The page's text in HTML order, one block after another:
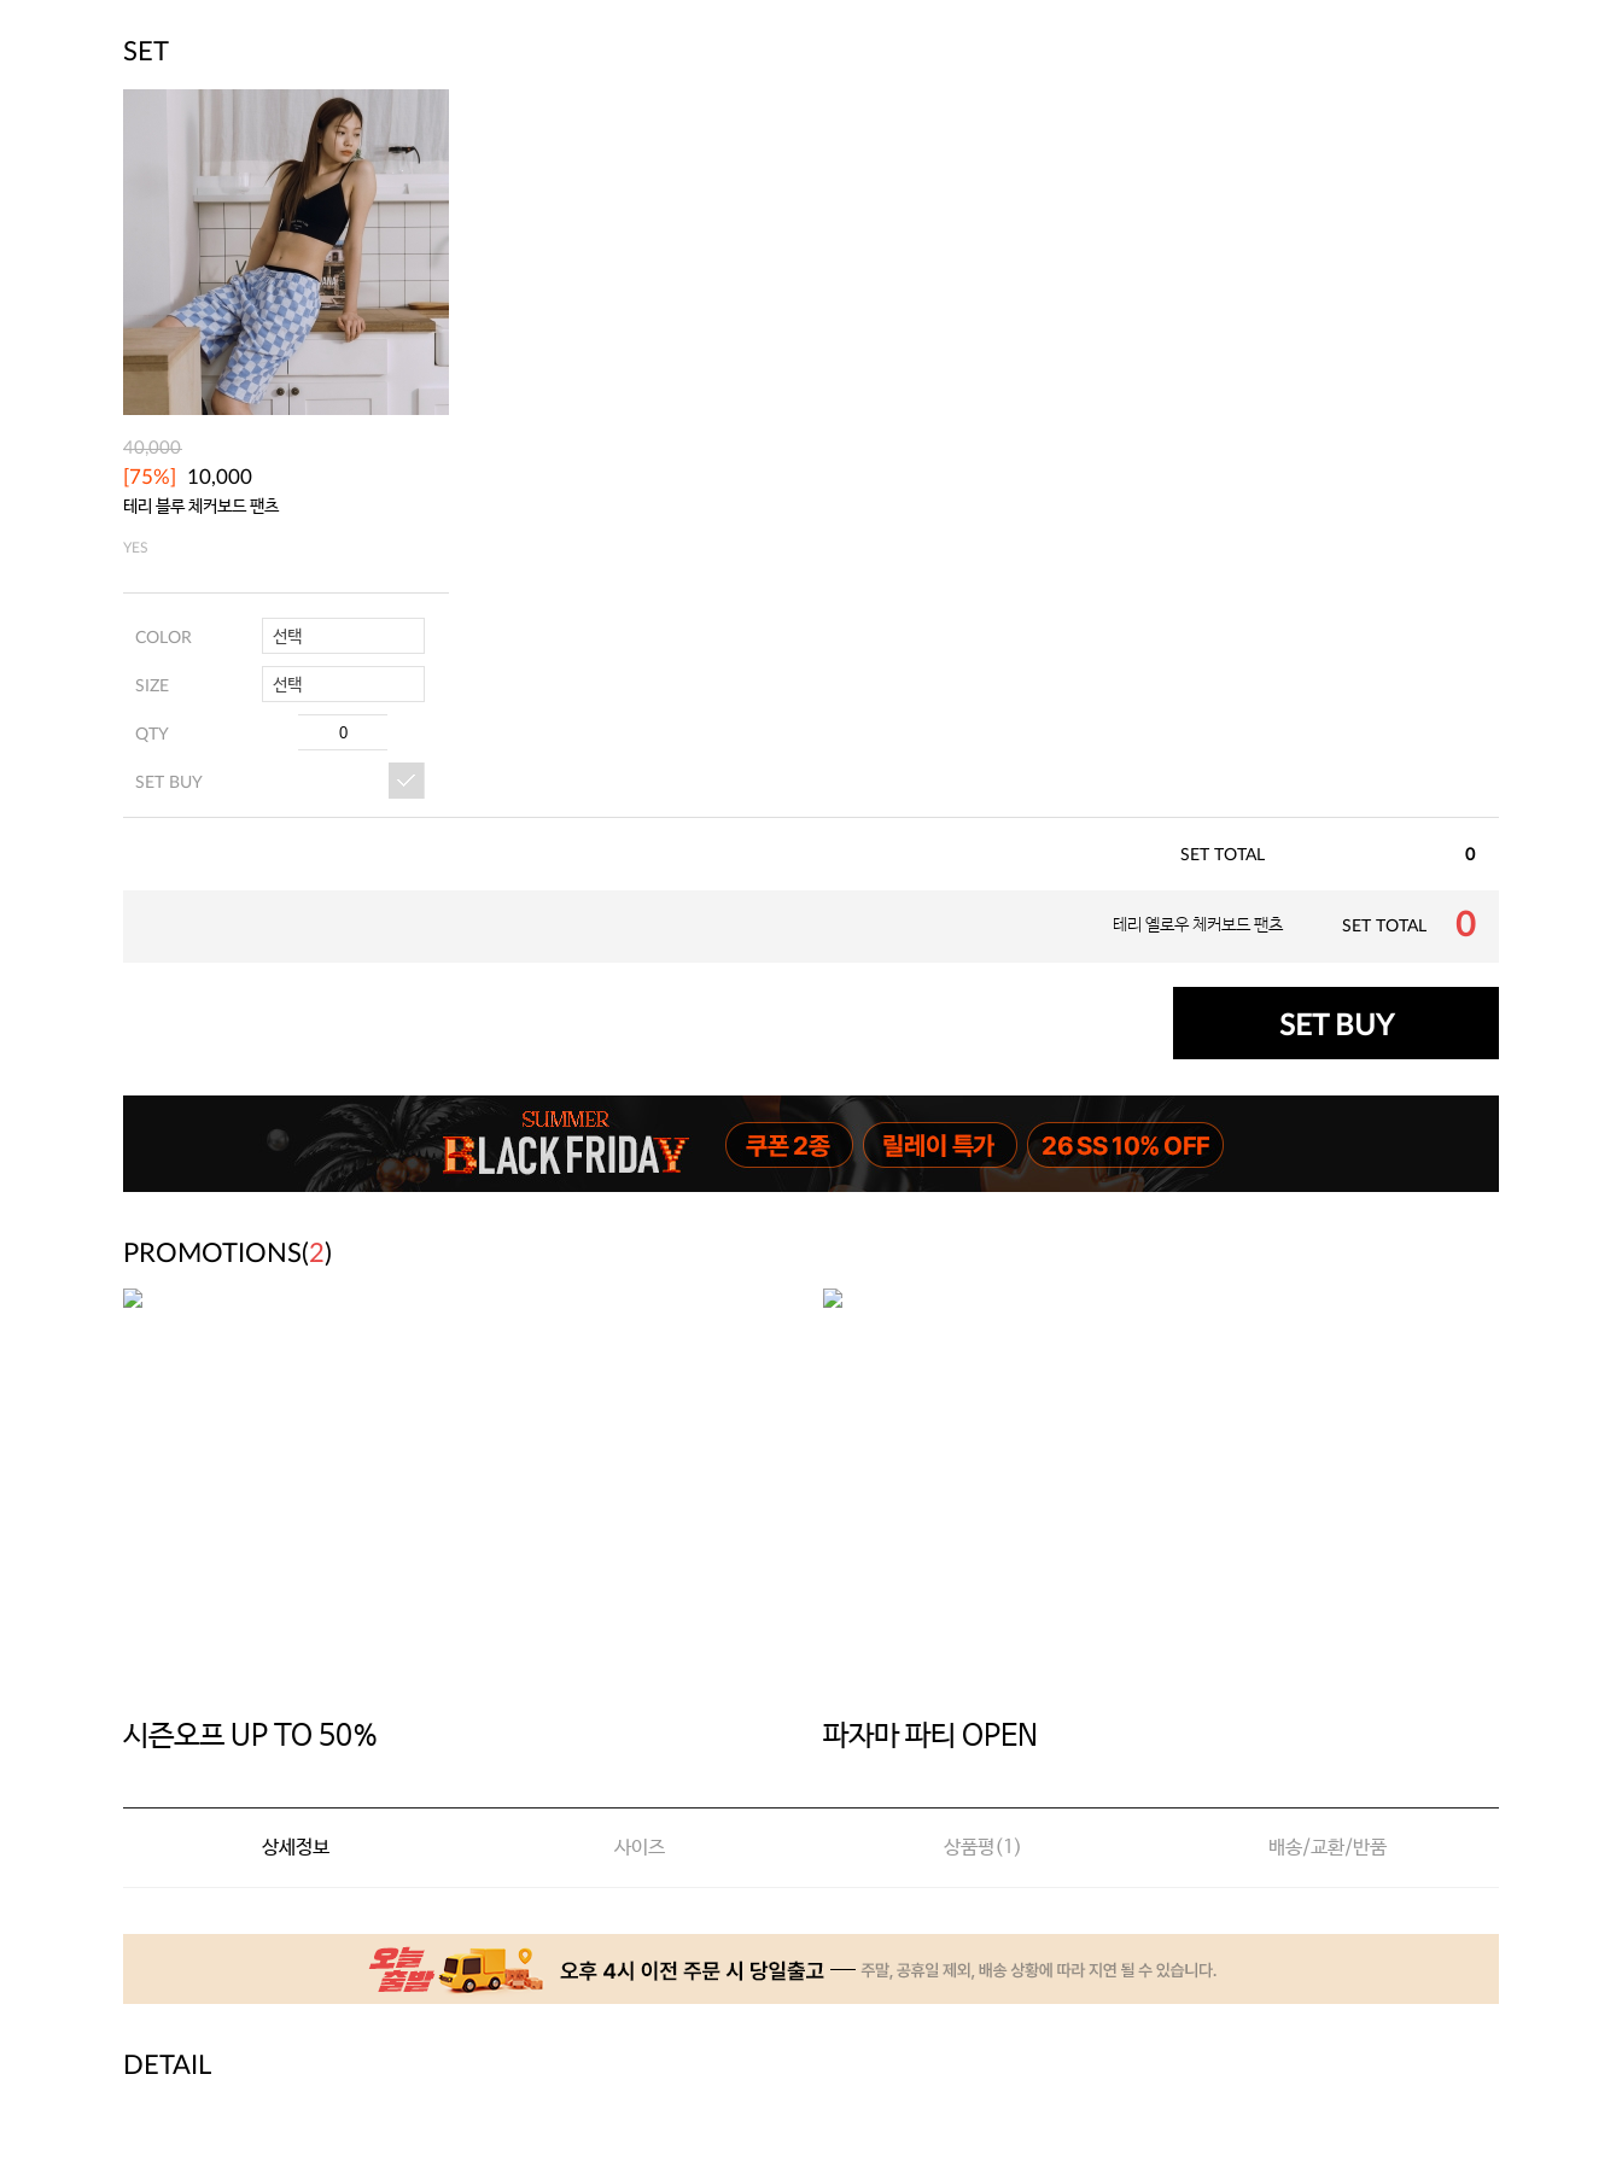
SET
40,000
[75%] 10,000
테리 블루 체커보드 팬츠
YES
COLOR 선택
SIZE 선택
QTY
SET BUY
SET TOTAL 0
테리 옐로우 체커보드 팬츠 SET TOTAL 0
SET BUY
PROMOTIONS(2)
시즌오프 UP TO 50% 파자마 파티 OPEN
상세정보 사이즈 상품평(1 ) 배송/교환/반품
DETAIL